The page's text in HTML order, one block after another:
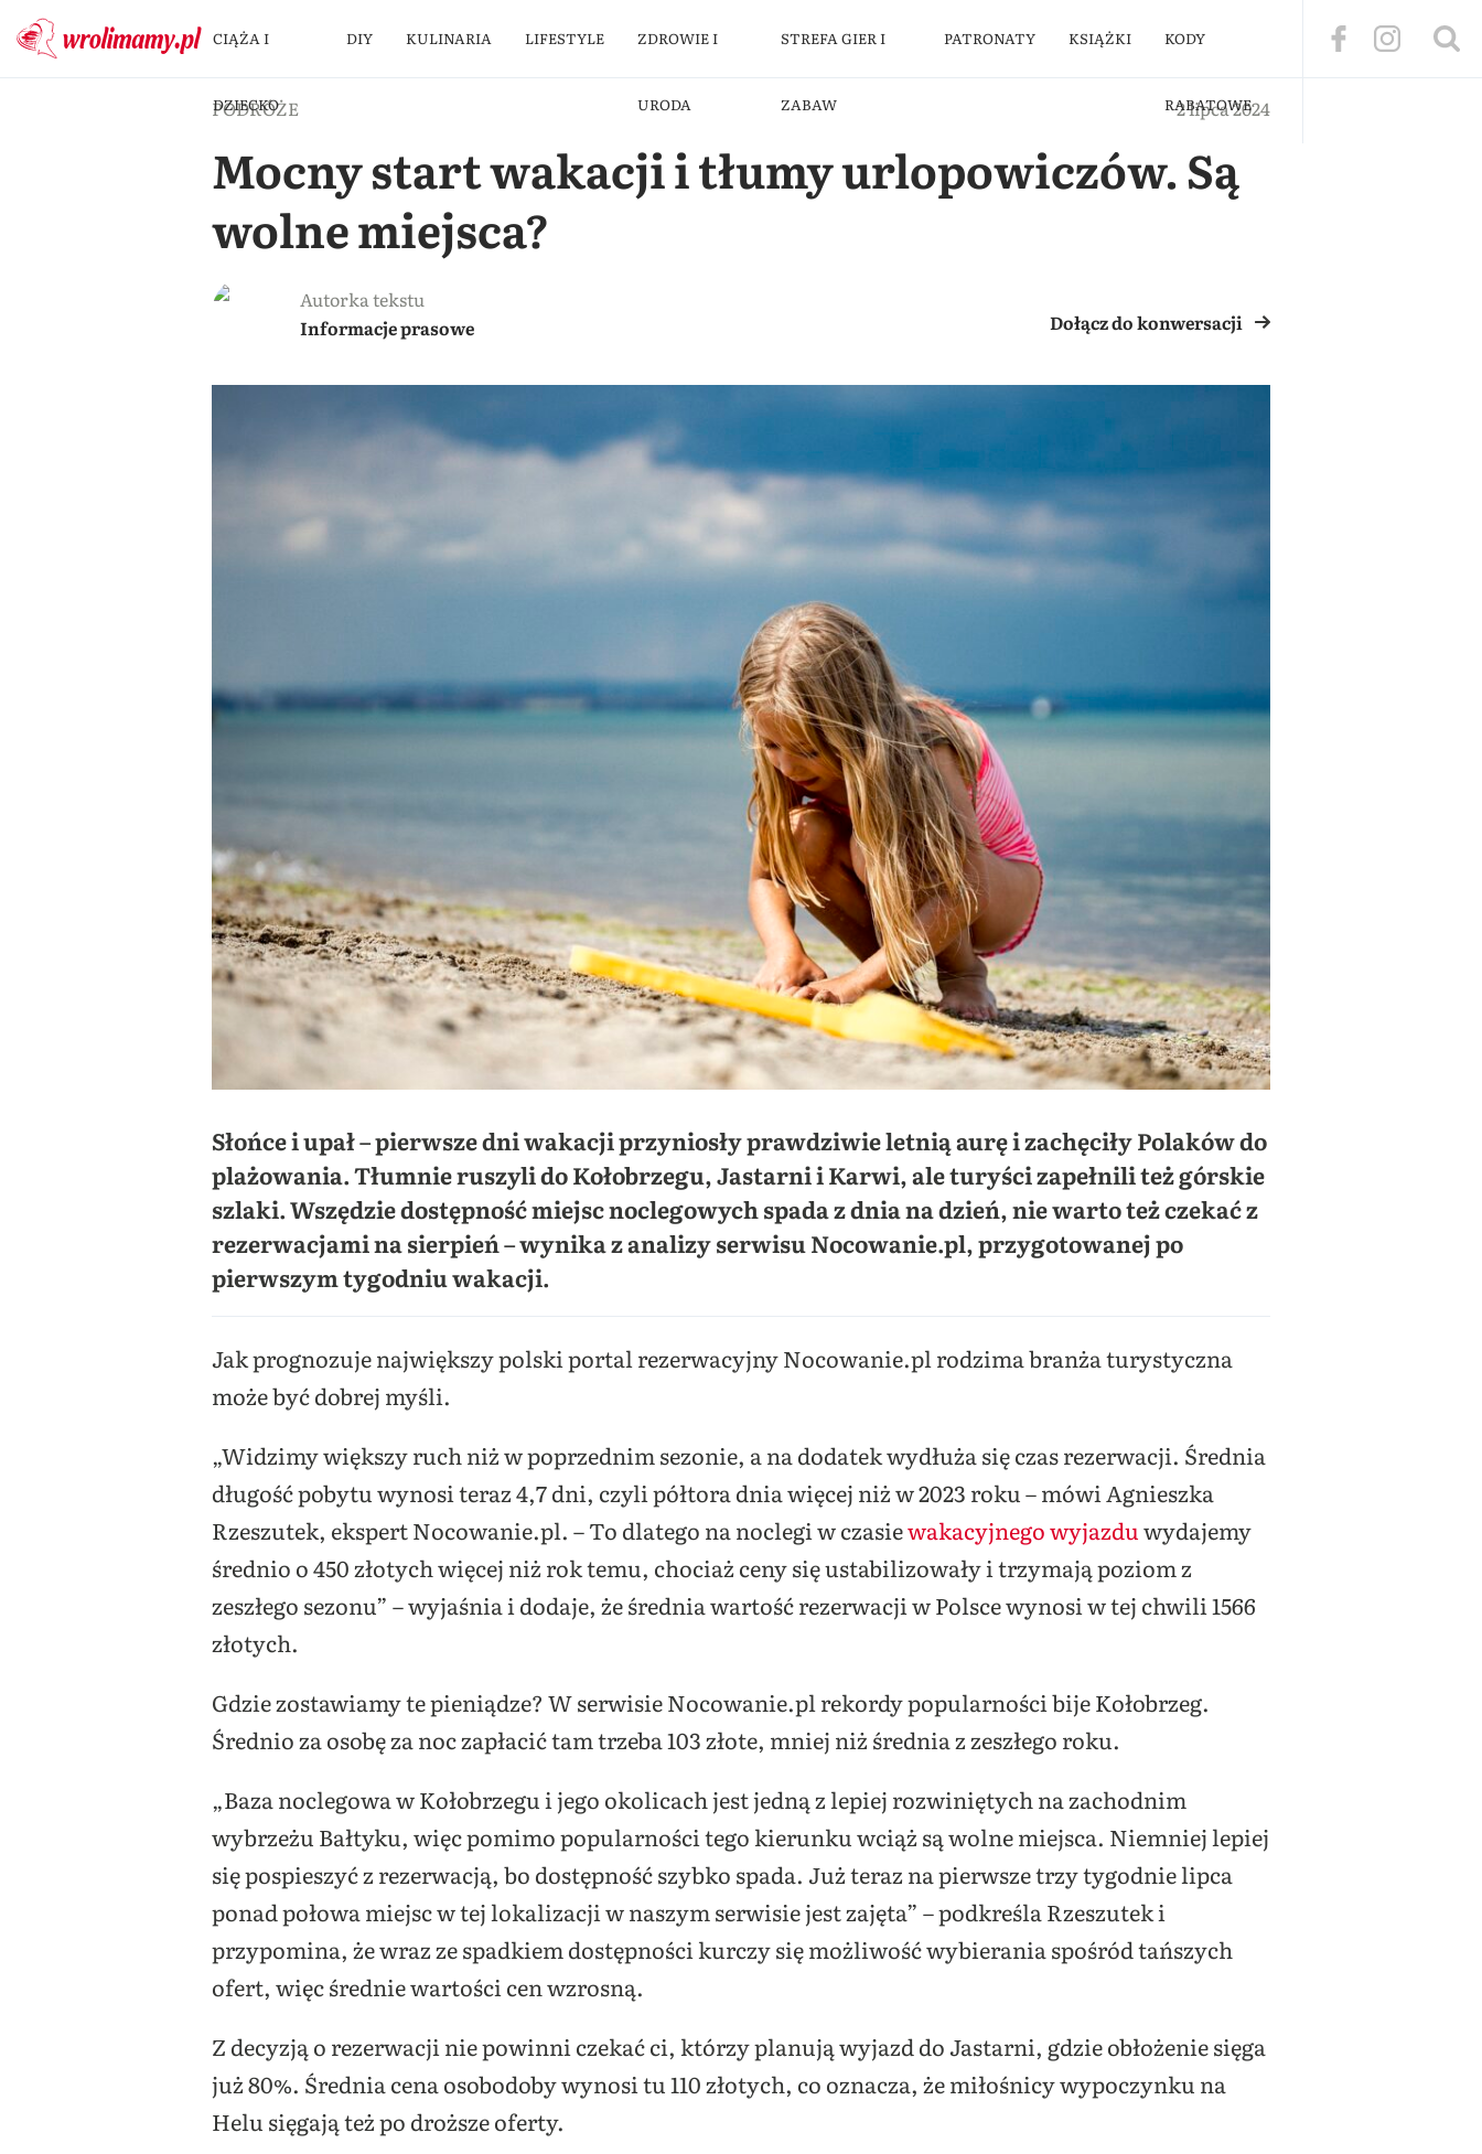
CIĄŻA I
DZIECKO
DIY KULINARIA LIFESTYLE ZDROWIE I
URODA
STREFA GIER I
ZABAW
PATRONATY KSIĄŻKI KODY
RABATOWE
PODRÓŻE 2 lipca 2024
Mocny start wakacji i tłumy urlopowiczów. Są
wolne miejsca?
Autorka tekstu
Informacje prasowe
Dołącz do konwersacji
Słońce i upał – pierwsze dni wakacji przyniosły prawdziwie letnią aurę i zachęciły Polaków do
plażowania. Tłumnie ruszyli do Kołobrzegu, Jastarni i Karwi, ale turyści zapełnili też górskie
szlaki. Wszędzie dostępność miejsc noclegowych spada z dnia na dzień, nie warto też czekać z
rezerwacjami na sierpień – wynika z analizy serwisu Nocowanie.pl, przygotowanej po
pierwszym tygodniu wakacji.
Jak prognozuje największy polski portal rezerwacyjny Nocowanie.pl rodzima branża turystyczna
może być dobrej myśli.
„Widzimy większy ruch niż w poprzednim sezonie, a na dodatek wydłuża się czas rezerwacji. Średnia
długość pobytu wynosi teraz 4,7 dni, czyli półtora dnia więcej niż w 2023 roku – mówi Agnieszka
Rzeszutek, ekspert Nocowanie.pl. – To dlatego na noclegi w czasiewakacyjnego wyjazduwydajemy
średnio o 450 złotych więcej niż rok temu, chociaż ceny się ustabilizowały i trzymają poziom z
zeszłego sezonu” – wyjaśnia i dodaje, że średnia wartość rezerwacji w Polsce wynosi w tej chwili 1566
złotych.
Gdzie zostawiamy te pieniądze? W serwisie Nocowanie.pl rekordy popularności bije Kołobrzeg.
Średnio za osobę za noc zapłacić tam trzeba 103 złote, mniej niż średnia z zeszłego roku.
„Baza noclegowa w Kołobrzegu i jego okolicach jest jedną z lepiej rozwiniętych na zachodnim
wybrzeżu Bałtyku, więc pomimo popularności tego kierunku wciąż są wolne miejsca. Niemniej lepiej
się pospieszyć z rezerwacją, bo dostępność szybko spada. Już teraz na pierwsze trzy tygodnie lipca
ponad połowa miejsc w tej lokalizacji w naszym serwisie jest zajęta” – podkreśla Rzeszutek i
przypomina, że wraz ze spadkiem dostępności kurczy się możliwość wybierania spośród tańszych
ofert, więc średnie wartości cen wzrosną.
Z decyzją o rezerwacji nie powinni czekać ci, którzy planują wyjazd do Jastarni, gdzie obłożenie sięga
już 80%. Średnia cena osobodoby wynosi tu 110 złotych, co oznacza, że miłośnicy wypoczynku na
Helu sięgają też po droższe oferty.